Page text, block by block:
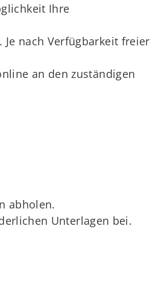
Ihre
nach Verfügbarkeit freier
an den zuständigen
abholen.
Unterlagen bei.